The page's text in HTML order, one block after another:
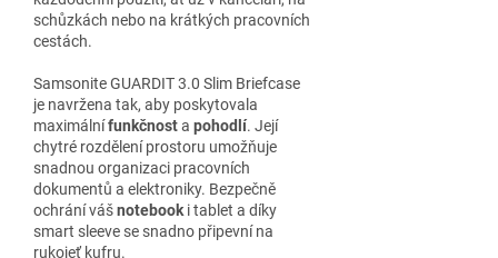
schůzkách nebo na krátkých pracovních
cestách.
Samsonite GUARDIT 3.0 Slim Briefcase
je navržena tak, aby poskytovala
maximálnífunkčnosta pohodlí. Její
chytré rozdělení prostoru umožňuje
snadnou organizaci pracovních
dokumentů a elektroniky. Bezpečně
ochrání vášnotebook i tablet a díky
smart sleeve se snadno připevní na
rukojeť kufru.